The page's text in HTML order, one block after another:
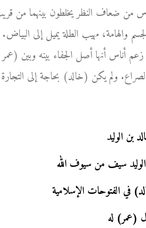
من ضعاف النظر يخلطون بينهما من
والهامة، مهيب الطلة يميل إلى
زعم أناس أنها أصل الجفاء بينه وبين
ولم يكن (خالد) بحاجة إلى
بن الوليد
سيف من سيوف الله
في الفتوحات الإسلامية
(عمر) له